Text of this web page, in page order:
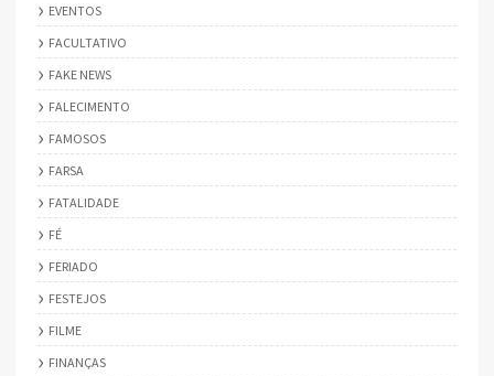
EVENTOS
FACULTATIVO
FAKE NEWS
FALECIMENTO
FAMOSOS
FARSA
FATALIDADE
FÉ
FERIADO
FESTEJOS
FILME
FINANÇAS